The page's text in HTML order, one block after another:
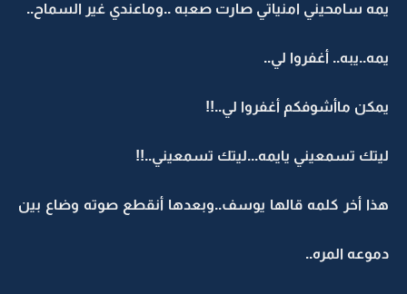
يمه سامحيني امنياتي صارت صعبه ..وماعندي غير السماح..
يمه..يبه.. أغفروا لي..
يمكن ماأشوفكم أغفروا لي..!!
ليتك تسمعيني يايمه...ليتك تسمعيني..!!
هذا أخر كلمه قالها يوسف..وبعدها أنقطع صوته وضاع بين
دموعه المره..